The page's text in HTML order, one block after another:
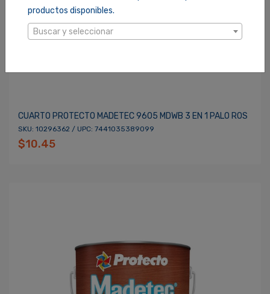
productos disponibles.
Buscar y seleccionar
CUARTO PROTECTO MADETEC 9605 MDWB 3 EN 1 PALO ROS
SKU: 10296362 / UPC: 7441035389099
$10.45